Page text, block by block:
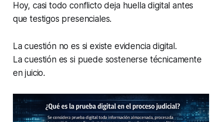
Hoy, casi todo conflicto deja huella digital antes
que testigos presenciales.
La cuestión no es si existe evidencia digital.
La cuestión es si puede sostenerse técnicamente
en juicio.